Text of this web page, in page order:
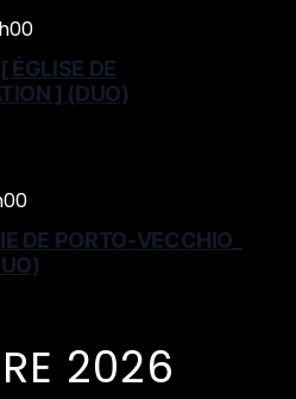
ÉGLISE DE
] (DUO)
DE PORTO-VECCHIO_
2026